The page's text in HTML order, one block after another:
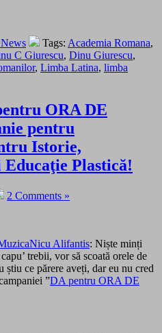
Tags: Academia Romana,
C Giurescu, Dinu Giurescu,
, Limba Latina, limba
ORA DE
pentru
Istorie,
Plastică!
2 Comments »
Nicu Alifantis: Niște minți
trebii, vor să scoată orele de
ce părere aveți, dar eu nu cred
”DA pentru ORA DE